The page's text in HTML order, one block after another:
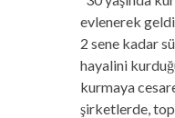
evlenerek
2 sene kadar
hayalini
kurmaya
şirketlerde,